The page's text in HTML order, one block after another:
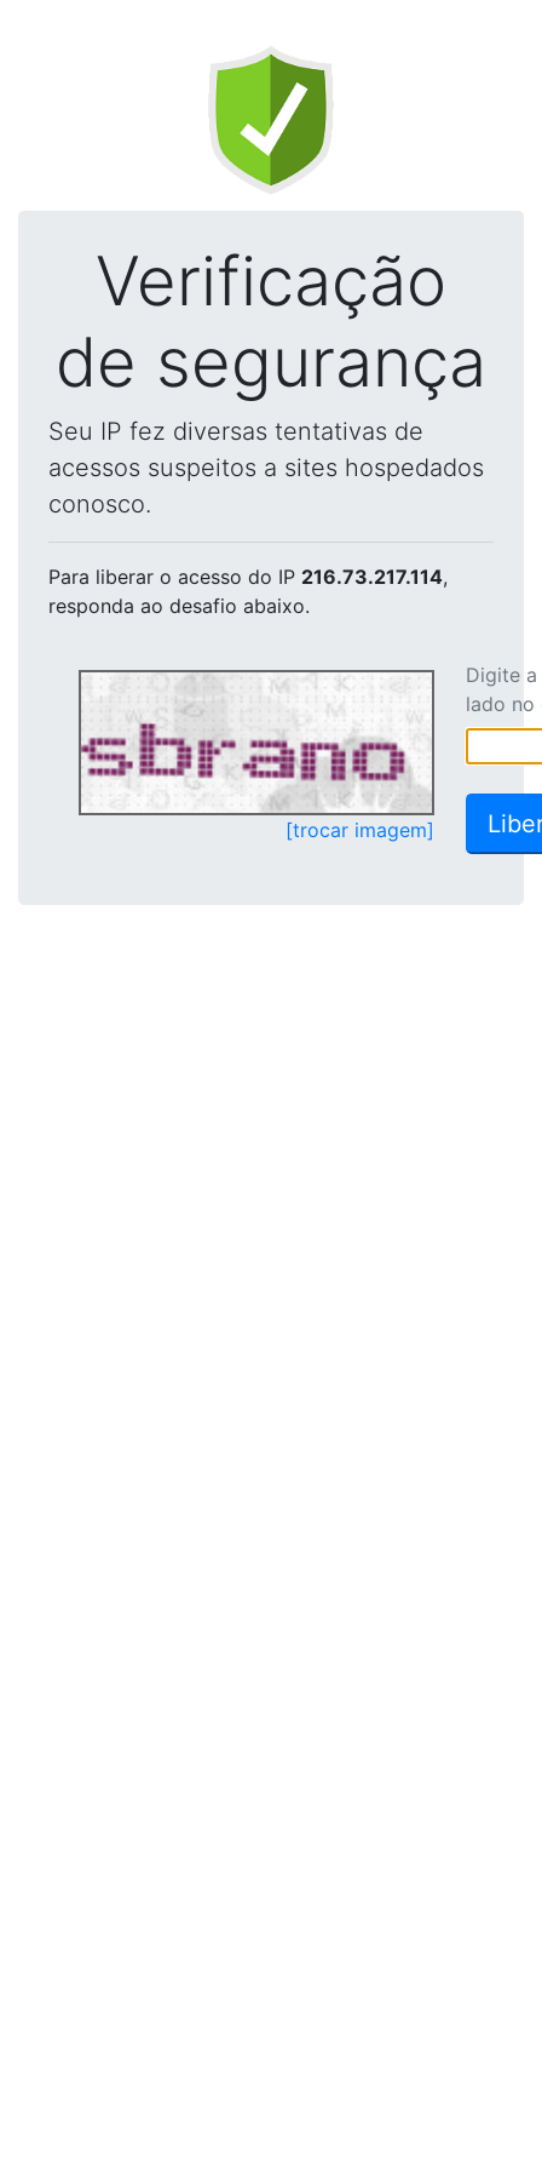
Verificação
de segurança
Seu IP fez diversas tentativas de
acessos suspeitos a sites hospedados
conosco.
Para liberar o acesso do IP 216.73.217.114,
responda ao desafio abaixo.
[trocar imagem]
Digite
lado no